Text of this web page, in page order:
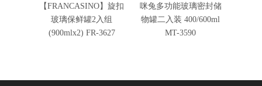
【FRANCASINO】旋扣
玻璃保鲜罐2入组
(900mlx2) FR-3627
咪兔多功能玻璃密封储
物罐二入装 400/600ml
MT-3590